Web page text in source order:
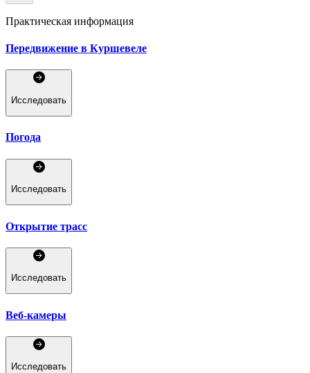
Практическая информация
Передвижение в Куршевеле
Исследовать
Погода
Исследовать
Открытие трасс
Исследовать
Веб-камеры
Исследовать